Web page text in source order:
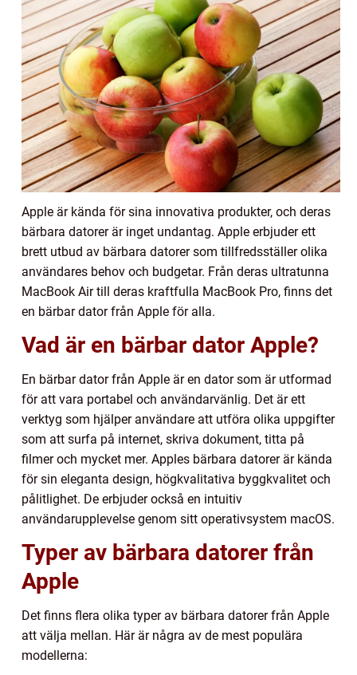
Apple är kända för sina innovativa produkter, och deras
bärbara datorer är inget undantag. Apple erbjuder ett
brett utbud av bärbara datorer som tillfredsställer olika
användares behov och budgetar. Från deras ultratunna
MacBook Air till deras kraftfulla MacBook Pro, finns det
en bärbar dator från Apple för alla.
Vad är en bärbar dator Apple?
En bärbar dator från Apple är en dator som är utformad
för att vara portabel och användarvänlig. Det är ett
verktyg som hjälper användare att utföra olika uppgifter
som att surfa på internet, skriva dokument, titta på
filmer och mycket mer. Apples bärbara datorer är kända
för sin eleganta design, högkvalitativa byggkvalitet och
pålitlighet. De erbjuder också en intuitiv
användarupplevelse genom sitt operativsystem macOS.
Typer av bärbara datorer från
Apple
Det finns flera olika typer av bärbara datorer från Apple
att välja mellan. Här är några av de mest populära
modellerna: